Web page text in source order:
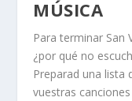
MÚSICA
Para terminar San
¿por qué no
Preparad una lista
vuestras